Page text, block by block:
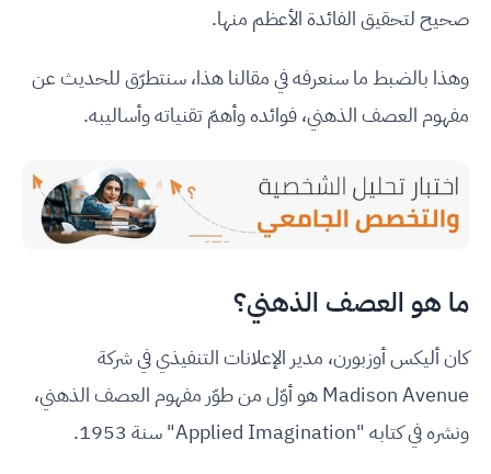
صحيح لتحقيق الفائدة الأعظم منها.
وهذا بالضبط ما سنعرفه في مقالنا هذا، سنتطرّق للحديث عن
مفهوم العصف الذهني، فوائده وأهمّ تقنياته وأساليبه.
ما هو العصف الذهني؟
كان أليكس أوزبورن، مدير الإعلانات التنفيذي في شركة
Madison Avenue هو أوّل من طوّر مفهوم العصف الذهني،
ونشره في كتابه "Applied Imagination" سنة 1953.